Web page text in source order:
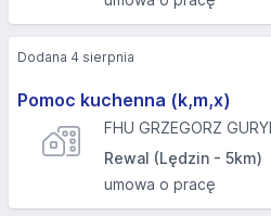
Pomoc kuchenna (k,m,x)
FHU GRZEGORZ
Rewal (Lędzin - 5km)
umowa o pracę
Dodana 4 sierpnia